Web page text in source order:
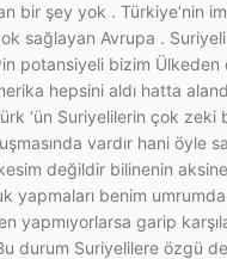
bir şey yok . Türkiye’nin
sağlayan Avrupa .
potansiyeli bizim
hepsini aldı hatta
‘ün Suriyelilerin çok zeki
vardır hani öyle
değildir bilinenin
yapmaları benim
yapmıyorlarsa garip
durum Suriyelilere özgü